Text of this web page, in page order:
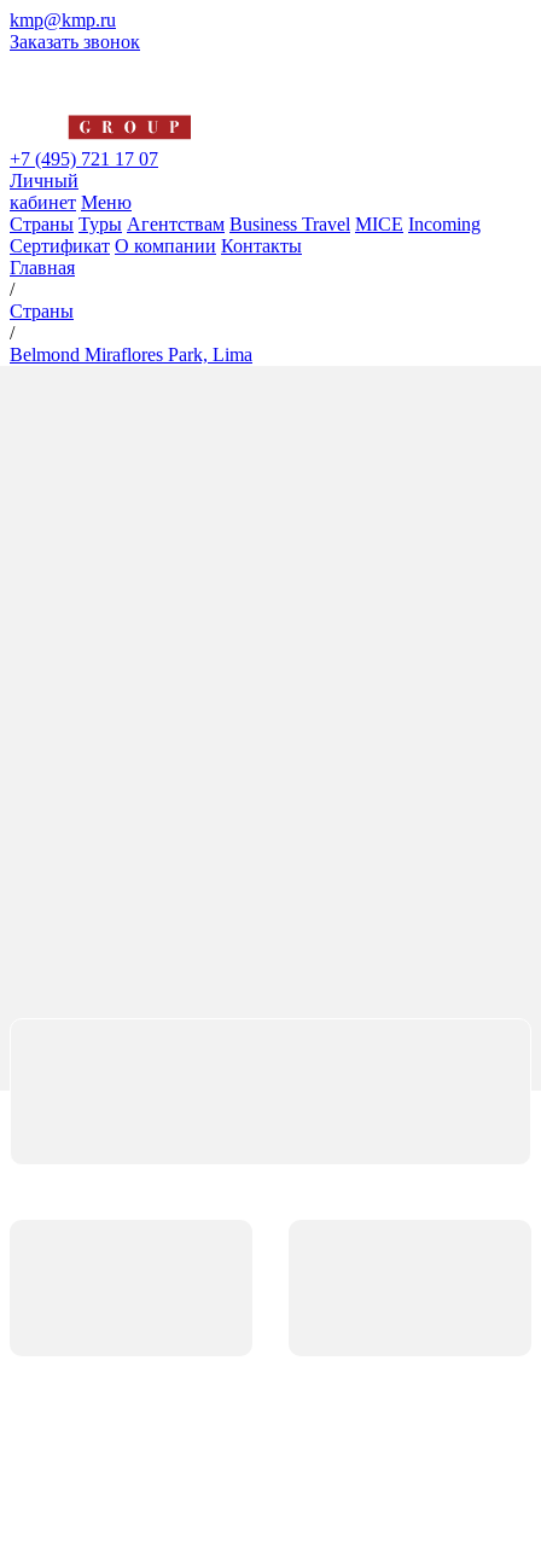
kmp@kmp.ru
Заказать звонок
+7 (495) 721 17 07
Личный
кабинет Меню
Страны Туры Агентствам Business Travel MICE Incoming
Сертификат О компании Контакты
Главная
/
Страны
/
Belmond Miraflores Park, Lima